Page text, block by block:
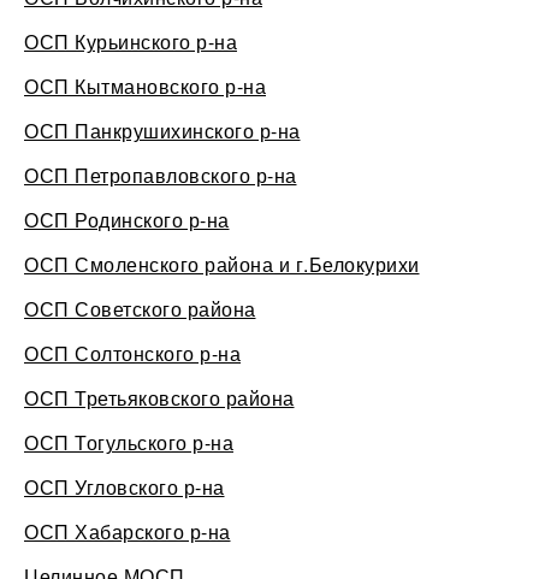
ОСП Курьинского р-на
ОСП Кытмановского р-на
ОСП Панкрушихинского р-на
ОСП Петропавловского р-на
ОСП Родинского р-на
ОСП Смоленского района и г.Белокурихи
ОСП Советского района
ОСП Солтонского р-на
ОСП Третьяковского района
ОСП Тогульского р-на
ОСП Угловского р-на
ОСП Хабарского р-на